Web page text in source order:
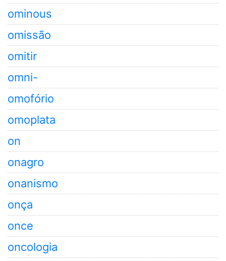
ominous
omissão
omitir
omni-
omofório
omoplata
on
onagro
onanismo
onça
once
oncologia